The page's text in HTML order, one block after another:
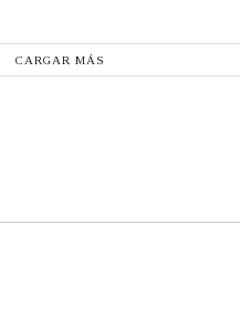
CARGAR MÁS